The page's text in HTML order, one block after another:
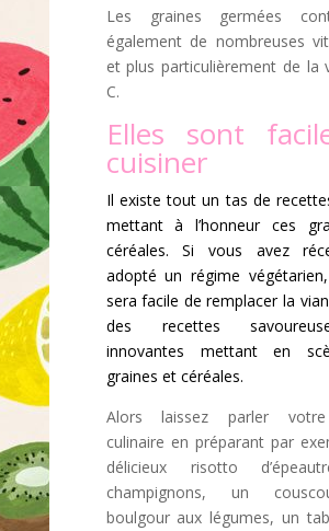
Les graines germées
également de nombreuses
et plus particulièrement de la
C.
Elles sont
cuisiner
Il existe tout un tas de
mettant à l’honneur ces
céréales. Si vous avez
adopté un régime
sera facile de remplacer la
des recettes
innovantes mettant en
graines et céréales.
Alors laissez parler
culinaire en préparant par
délicieux risotto
champignons, un
boulgour aux légumes, un